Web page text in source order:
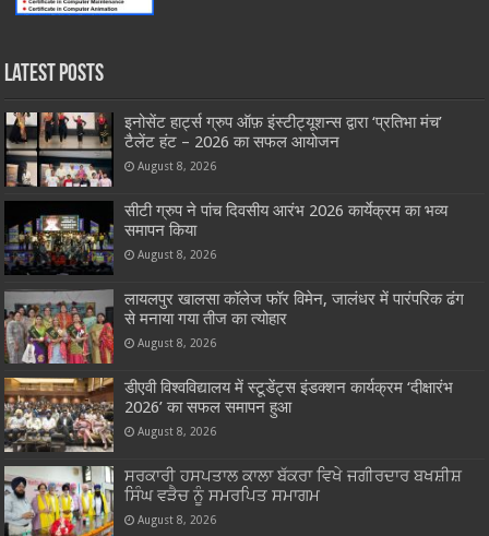
Latest Posts
इनोसेंट हार्ट्स ग्रुप ऑफ़ इंस्टीट्यूशन्स द्वारा ‘प्रतिभा मंच’
टैलेंट हंट – 2026 का सफल आयोजन
August 8, 2026
सीटी ग्रुप ने पांच दिवसीय आरंभ 2026 कार्येक्रम का भव्य
समापन किया
August 8, 2026
लायलपुर खालसा कॉलेज फॉर विमेन, जालंधर में पारंपरिक ढंग
से मनाया गया तीज का त्योहार
August 8, 2026
डीएवी विश्वविद्यालय में स्टूडेंट्स इंडक्शन कार्यक्रम ‘दीक्षारंभ
2026’ का सफल समापन हुआ
August 8, 2026
ਸਰਕਾਰੀ ਹਸਪਤਾਲ ਕਾਲਾ ਬੱਕਰਾ ਵਿਖੇ ਜਗੀਰਦਾਰ ਬਖਸ਼ੀਸ਼
ਸਿੰਘ ਵੜੈਚ ਨੂੰ ਸਮਰਪਿਤ ਸਮਾਗਮ
August 8, 2026